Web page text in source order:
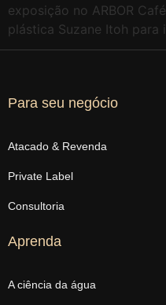
exposição no ARBOR
plástica Suzane Itoh para
Para seu negócio
Atacado & Revenda
Private Label
Consultoria
Aprenda
A ciência da água